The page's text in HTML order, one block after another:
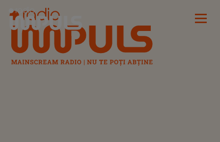
Radio Impuls